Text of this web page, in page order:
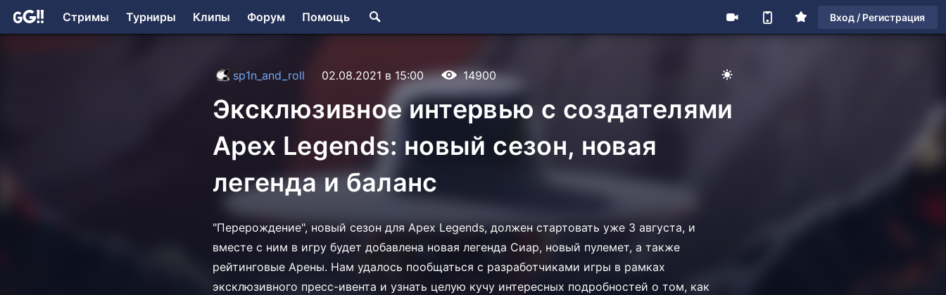
Стримы Турниры Клипы Форум Помощь Вход / Регистрация
sp1n_and_roll 02.08.2021 в 15:00 14900
Эксклюзивное интервью с создателями
Apex Legends: новый сезон, новая
легенда и баланс
"Перерождение", новый сезон для Apex Legends, должен стартовать уже 3 августа, и
вместе с ним в игру будет добавлена новая легенда Сиар, новый пулемет, а также
рейтинговые Арены. Нам удалось пообщаться с разработчиками игры в рамках
эксклюзивного пресс-ивента и узнать целую кучу интересных подробностей о том, как